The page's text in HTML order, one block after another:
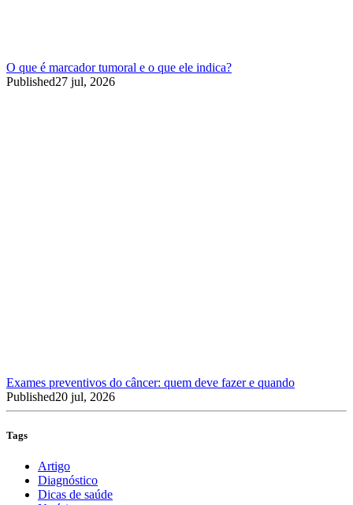
O que é marcador tumoral e o que ele indica?
Published27 jul, 2026
Exames preventivos do câncer: quem deve fazer e quando
Published20 jul, 2026
Tags
Artigo
Diagnóstico
Dicas de saúde